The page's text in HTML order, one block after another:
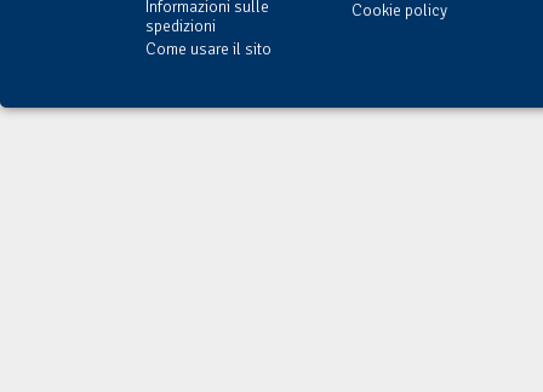
Informazioni sulle
spedizioni
Come usare il sito
Cookie policy